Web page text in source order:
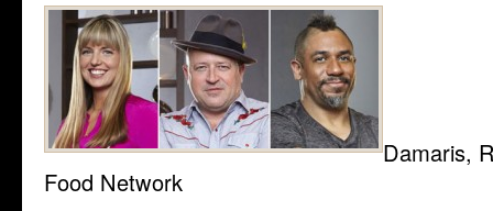
Damaris,
Food Network